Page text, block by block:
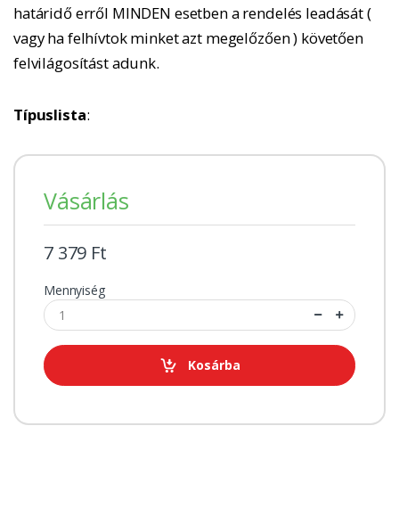
határidő erről MINDEN esetben a rendelés leadását (
vagy ha felhívtok minket azt megelőzően ) követően
felvilágosítást adunk.
Típuslista:
Vásárlás
7 379 Ft
Mennyiség
Kosárba